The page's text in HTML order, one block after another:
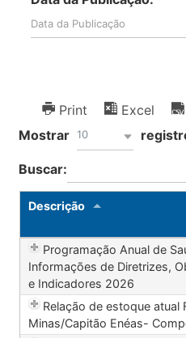
Print Excel
Mostrar 10
Buscar:
Descrição
Programação Anual de
Informações de Diretrizes,
e Indicadores 2026
Relação de estoque atual
Minas/Capitão Enéas-